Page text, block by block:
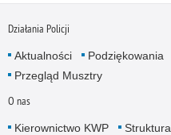
Działania Policji
Aktualności Podziękowania
Przegląd Musztry
O nas
Kierownictwo KWP Struktura